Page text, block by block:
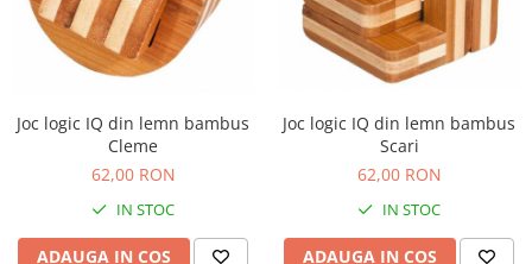
Joc logic IQ din lemn bambus
Cleme
62,00 RON
IN STOC
ADAUGA IN COS
Joc logic IQ din lemn bambus
Scari
62,00 RON
IN STOC
ADAUGA IN COS